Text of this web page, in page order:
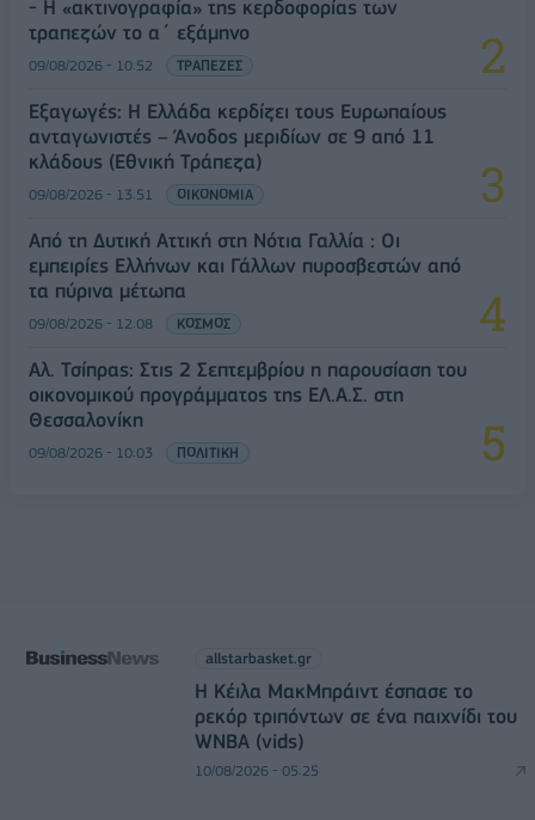
- Η «ακτινογραφία» της κερδοφορίας των
τραπεζών το α΄ εξάμηνο
09/08/2026 - 10:52 ΤΡΑΠΕΖΕΣ
Εξαγωγές: Η Ελλάδα κερδίζει τους Ευρωπαίους
ανταγωνιστές – Άνοδος μεριδίων σε 9 από 11
κλάδους (Εθνική Τράπεζα)
09/08/2026 - 13:51 ΟΙΚΟΝΟΜΙΑ
Από τη Δυτική Αττική στη Νότια Γαλλία : Οι
εμπειρίες Ελλήνων και Γάλλων πυροσβεστών από
τα πύρινα μέτωπα
09/08/2026 - 12:08 ΚΟΣΜΟΣ
Αλ. Τσίπρας: Στις 2 Σεπτεμβρίου η παρουσίαση του
οικονομικού προγράμματος της ΕΛ.Α.Σ. στη
Θεσσαλονίκη
09/08/2026 - 10:03 ΠΟΛΙΤΙΚΗ
allstarbasket.gr
Η Κέιλα ΜακΜπράιντ έσπασε το
ρεκόρ τριπόντων σε ένα παιχνίδι του
WNBA (vids)
10/08/2026 - 05:25